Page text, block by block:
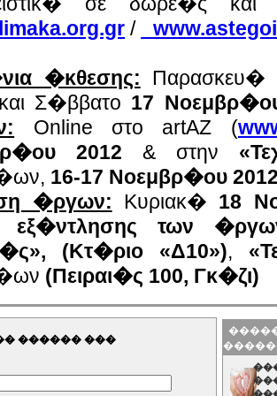
/
�κθεσης: Παρασκευ�
και Σ�ββατο 17
Online στο artAZ (
2012 & στην
16-17 Νοεμβρ�ου
�ργων: Κυριακ� 18
εξ�ντλησης των
(Κτ�ριο «Δ10»),
(Πειραι�ς 100, Γκ�ζι)
������ ���